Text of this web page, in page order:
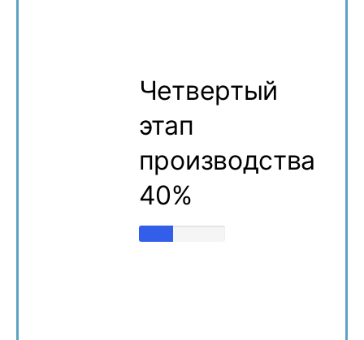
Четвертый
этап
производства
40%